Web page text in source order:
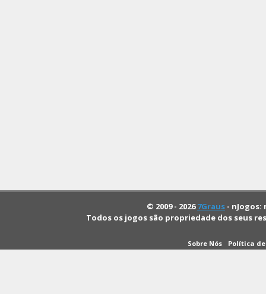
© 2009 - 20267Graus -
Todos os jogos são propriedade dos seus
Sobre Nós Política